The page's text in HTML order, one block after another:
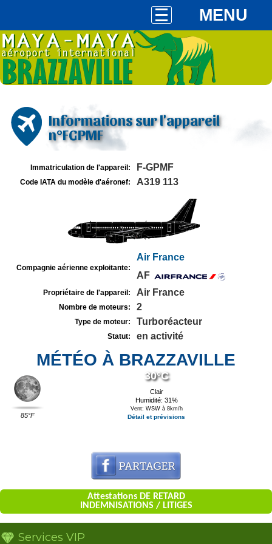
MENU
Informations sur l'appareil
n°FGPMF
Immatriculation de l'appareil: F-GPMF
Code IATA du modèle d'aéronef: A319 113
Compagnie aérienne exploitante:
Air France
AF
Propriétaire de l'appareil: Air France
Nombre de moteurs: 2
Type de moteur: Turboréacteur
Statut: en activité
MÉTÉO À BRAZZAVILLE
85°F
30°C
Clair
Humidité: 31%
Vent: WSW à 8km/h
Détail et prévisions
Attestations DE RETARD
INDEMNISATIONS / LITIGES
Services VIP